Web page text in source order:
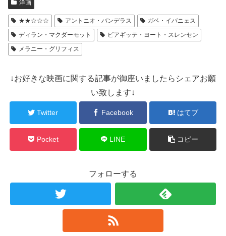
洋画
★★☆☆☆ アントニオ・バンデラス
ガベ・イバニェス
ディラン・マクダーモット
ビアギッテ・ヨート・スレンセン
メラニー・グリフィス
↓お好きな映画に関する記事が御座いましたらシェアお願
い致します↓
Twitter Facebook はてブ
Pocket LINE コピー
フォローする